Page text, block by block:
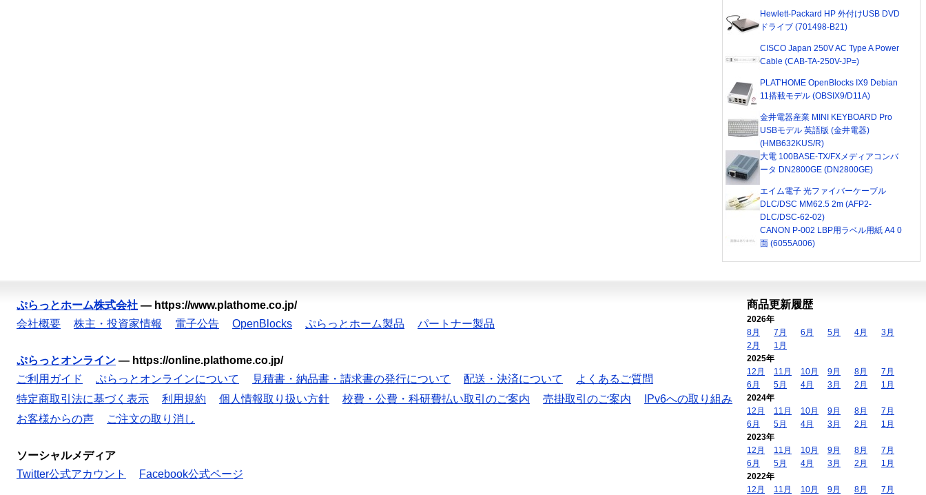
Hewlett-Packard HP 外付けUSB DVD
ドライブ (701498-B21)
CISCO Japan 250V AC Type A Power
Cable (CAB-TA-250V-JP=)
PLAT'HOME OpenBlocks IX9 Debian
11搭載モデル (OBSIX9/D11A)
金井電器産業 MINI KEYBOARD Pro
USBモデル 英語版 (金井電器)
(HMB632KUS/R)
大電 100BASE-TX/FXメディアコンバ
ータ DN2800GE (DN2800GE)
エイム電子 光ファイバーケーブル
DLC/DSC MM62.5 2m (AFP2-
DLC/DSC-62-02)
CANON P-002 LBP用ラベル用紙 A4 0
面 (6055A006)
ぷらっとホーム株式会社 — https://www.plathome.co.jp/
会社概要
株主・投資家情報 電子公告 OpenBlocks ぷらっとホーム製品 パートナー製品
ぷらっとオンライン — https://online.plathome.co.jp/
ご利用ガイド
ぷらっとオンラインについて 見積書・納品書・請求書の発行について 配送・決済について
よくあるご質問
特定商取引法に基づく表示
利用規約 個人情報取り扱い方針 校費・公費・科研費払い取引のご案内 売掛取引のご案内
IPv6への取り組み
お客様からの声
ご注文の取り消し
ソーシャルメディア
Twitter公式アカウント
Facebook公式ページ
商品更新履歴
2026年
8月
7月 6月 5月 4月
3月
2月
1月
2025年
12月
11月 10月 9月 8月
7月
6月
5月 4月 3月 2月
1月
2024年
12月
11月 10月 9月 8月
7月
6月
5月 4月 3月 2月
1月
2023年
12月
11月 10月 9月 8月
7月
6月
5月 4月 3月 2月
1月
2022年
12月
11月 10月 9月 8月
7月